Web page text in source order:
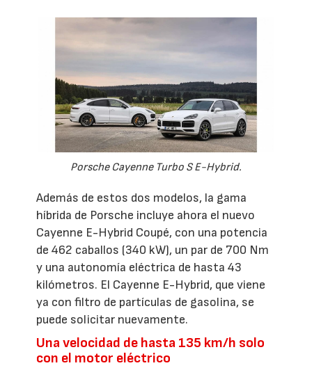
Porsche Cayenne Turbo S E-Hybrid.
Además de estos dos modelos, la gama
híbrida de Porsche incluye ahora el nuevo
Cayenne E-Hybrid Coupé, con una potencia
de 462 caballos (340 kW), un par de 700 Nm
y una autonomía eléctrica de hasta 43
kilómetros. El Cayenne E-Hybrid, que viene
ya con filtro de partículas de gasolina, se
puede solicitar nuevamente.
Una velocidad de hasta 135 km/h solo
con el motor eléctrico